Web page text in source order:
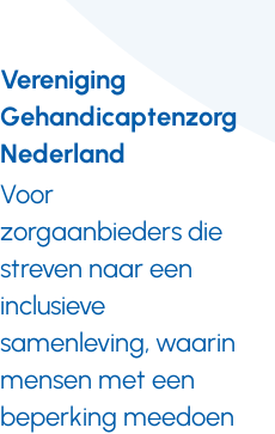
Vereniging
Gehandicaptenzorg
Nederland
Voor
zorgaanbieders die
streven naar een
inclusieve
samenleving, waarin
mensen met een
beperking meedoen